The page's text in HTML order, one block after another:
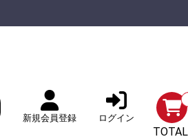
新規会員登録 ログイン
TOTAL